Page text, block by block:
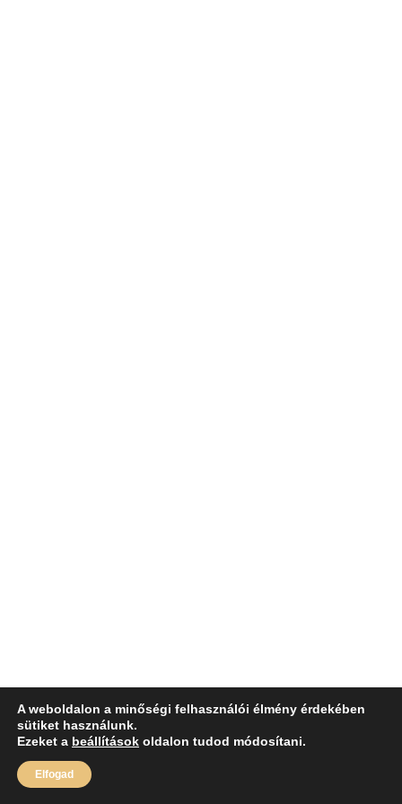
A weboldalon a minőségi felhasználói élmény érdekében
sütiket használunk.
Ezeket a beállítások oldalon tudod módosítani.
Elfogad